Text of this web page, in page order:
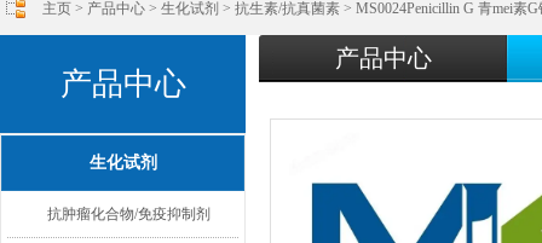
主页 > 产品中心 > 生化试剂 > 抗生素/抗真菌素 > MS0024Penicillin G 青mei素
产品中心
生化试剂
抗肿瘤化合物/免疫抑制剂
产品中心